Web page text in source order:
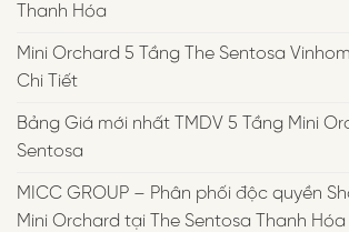
Thanh Hóa
Mini Orchard 5 Tầng The Sentosa
Chi Tiết
Bảng Giá mới nhất TMDV 5 Tầng Mini
Sentosa
MICC GROUP – Phân phối độc quyền
Mini Orchard tại The Sentosa Thanh Hóa